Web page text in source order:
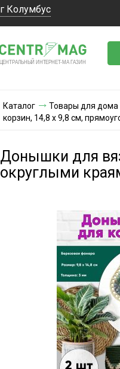
г Колумбус
ЦЕНТРАЛЬНЫЙ ИНТЕРНЕТ-МА ГАЗИН
Каталог Товары для дома
корзин, 14,8 х 9,8 см,
Донышки для
округлыми